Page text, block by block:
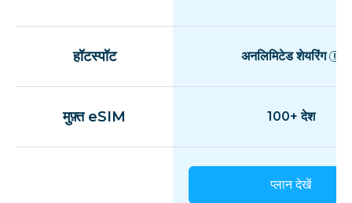
हॉटस्पॉट अनलिमिटेड शेयरिंग
मुफ़्त eSIM 100+ देश
प्लान देखें